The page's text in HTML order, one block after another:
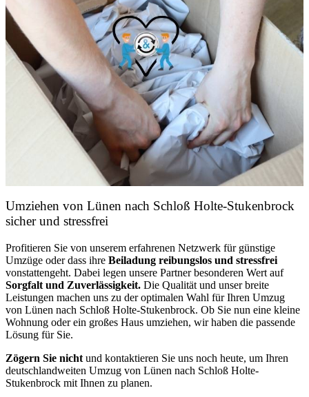
Umziehen von Lünen nach Schloß Holte-Stukenbrock
sicher und stressfrei
Profitieren Sie von unserem erfahrenen Netzwerk für günstige
Umzüge oder dass ihre Beiladung reibungslos und stressfrei
vonstattengeht. Dabei legen unsere Partner besonderen Wert auf
Sorgfalt und Zuverlässigkeit. Die Qualität und unser breite
Leistungen machen uns zu der optimalen Wahl für Ihren Umzug
von Lünen nach Schloß Holte-Stukenbrock. Ob Sie nun eine kleine
Wohnung oder ein großes Haus umziehen, wir haben die passende
Lösung für Sie.
Zögern Sie nicht und kontaktieren Sie uns noch heute, um Ihren
deutschlandweiten Umzug von Lünen nach Schloß Holte-
Stukenbrock mit Ihnen zu planen.